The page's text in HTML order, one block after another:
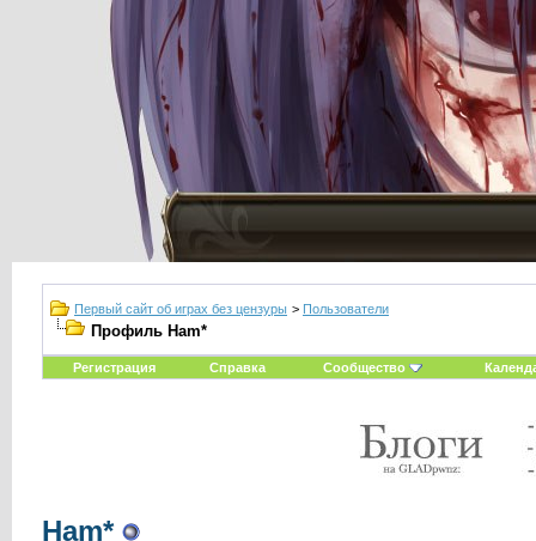
Первый сайт об играх без цензуры > Пользователи
Профиль Ham*
Регистрация Справка Сообщество
Ham*